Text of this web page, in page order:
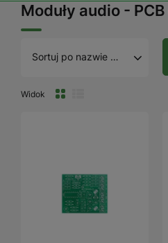
Moduły audio -
Sortuj po nazwie A - Z
Widok